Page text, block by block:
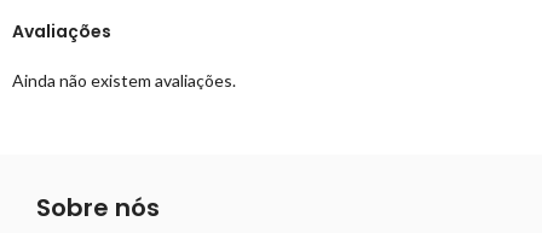
Avaliações
Ainda não existem avaliações.
Sobre nós